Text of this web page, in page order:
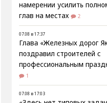
намерении усилить
глав на местах
2
07.08 в 17:37
Глава «Железных дорог
поздравил строителей с
профессиональным
1
07.08 в 17:03